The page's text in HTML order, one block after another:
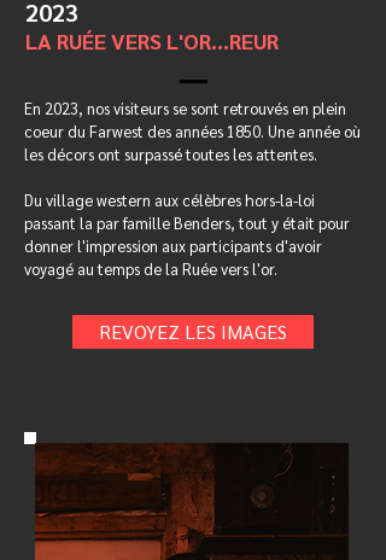
2023
LA RUÉE VERS L'OR...REUR
En 2023, nos visiteurs se sont retrouvés en plein
coeur du Farwest des années 1850. Une année où
les décors ont surpassé toutes les attentes.
Du village western aux célèbres hors-la-loi
passant la par famille Benders, tout y était pour
donner l'impression aux participants d'avoir
voyagé au temps de la Ruée vers l'or.
REVOYEZ LES IMAGES